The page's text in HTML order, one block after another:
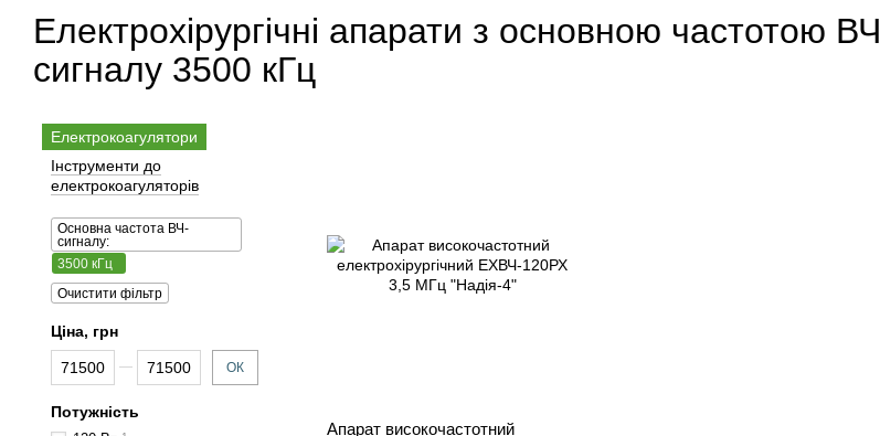
Електрохірургічні апарати з основною частотою ВЧ
сигналу 3500 кГц
Апарат високочастотний
Електрокоагулятори
Інструменти до
електрокоагуляторів
Основна частота ВЧ-
сигналу:
3500 кГц
Очистити фільтр
Ціна, грн
Від Ціна, грн
До Ціна, грн ОК
Потужність